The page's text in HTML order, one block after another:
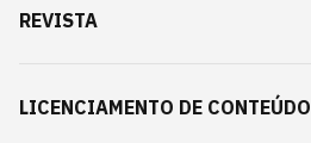
REVISTA
LICENCIAMENTO DE CONTEÚDO